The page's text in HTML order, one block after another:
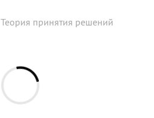
Теория принятия решений